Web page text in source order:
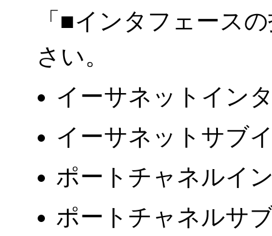
「■インタフェース
さい。
イーサネットイン
イーサネットサブ
ポートチャネルイ
ポートチャネルサ